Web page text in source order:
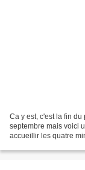
Ca y est, c'est la fin
septembre mais voici
accueillir les quatre